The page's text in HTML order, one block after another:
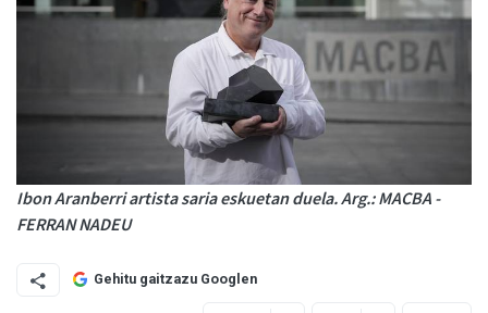
Ibon Aranberri artista saria eskuetan duela. Arg.: MACBA -
FERRAN NADEU
Gehitu gaitzazu Googlen